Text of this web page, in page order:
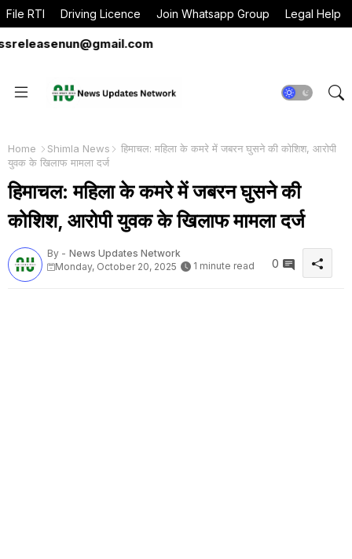
File RTI Driving Licence Join Whatsapp Group Legal Help
Home Shimla News
हिमाचल: महिला के कमरे में जबरन घुसने की कोशिश, आरोपी
युवक के खिलाफ मामला दर्ज
हिमाचल: महिला के कमरे में जबरन घुसने की
कोशिश, आरोपी युवक के खिलाफ मामला दर्ज
By - News Updates Network
Monday, October 20, 2025
1 minute read 0